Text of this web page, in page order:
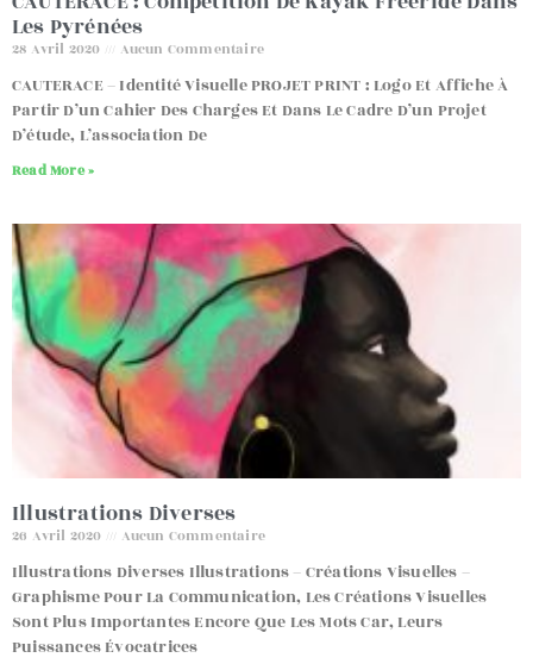
Les Pyrénées
28 Avril 2020 Aucun Commentaire
CAUTERACE – Identité Visuelle PROJET PRINT : Logo Et Affiche À
Partir D’un Cahier Des Charges Et Dans Le Cadre D’un Projet
D’étude, L’association De
Read More »
Illustrations Diverses
26 Avril 2020 Aucun Commentaire
Illustrations Diverses Illustrations – Créations Visuelles –
Graphisme Pour La Communication, Les Créations Visuelles
Sont Plus Importantes Encore Que Les Mots Car, Leurs
Puissances Évocatrices